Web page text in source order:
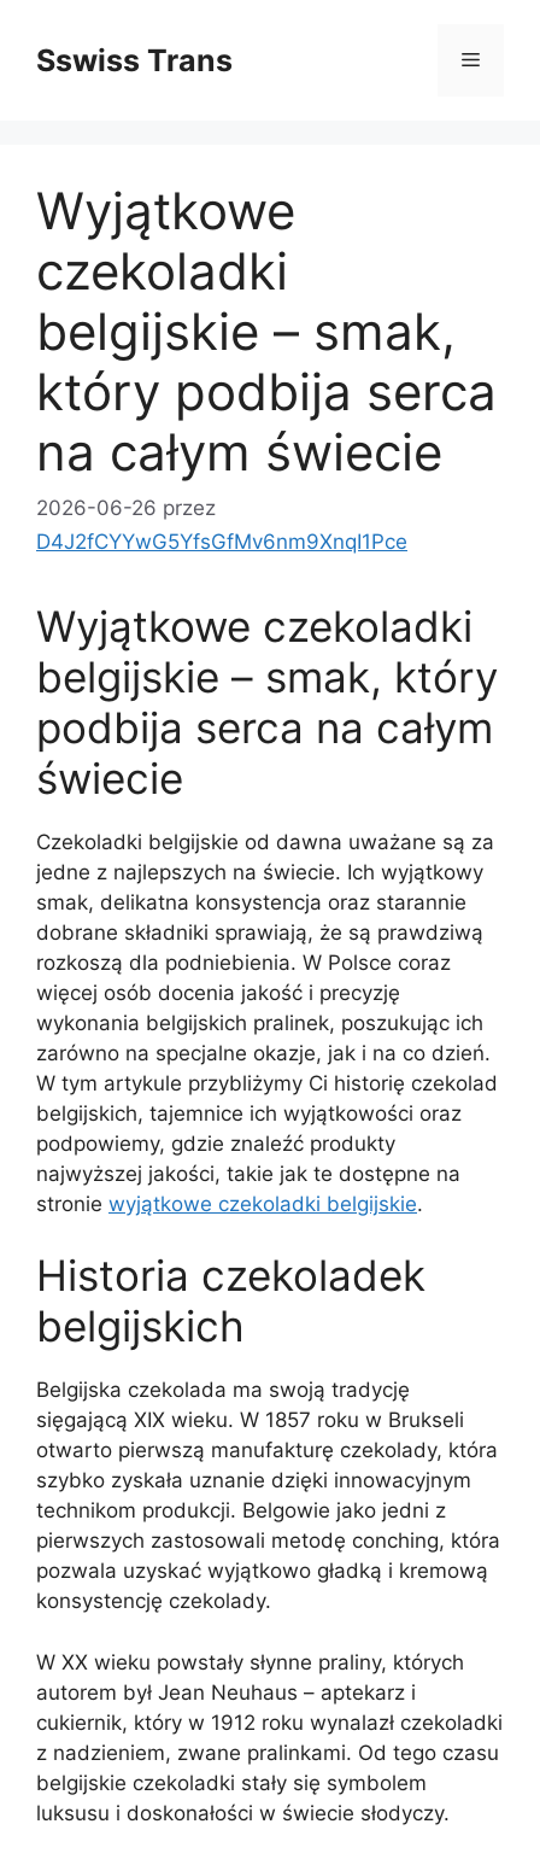
treściSswiss Trans Menu
Wyjątkowe
czekoladki
belgijskie – smak,
który podbija serca
na całym świecie
2026-06-26 przez
D4J2fCYYwG5YfsGfMv6nm9XnqI1Pce
Wyjątkowe czekoladki
belgijskie – smak, który
podbija serca na całym
świecie
Czekoladki belgijskie od dawna uważane są za
jedne z najlepszych na świecie. Ich wyjątkowy
smak, delikatna konsystencja oraz starannie
dobrane składniki sprawiają, że są prawdziwą
rozkoszą dla podniebienia. W Polsce coraz
więcej osób docenia jakość i precyzję
wykonania belgijskich pralinek, poszukując ich
zarówno na specjalne okazje, jak i na co dzień.
W tym artykule przybliżymy Ci historię czekolad
belgijskich, tajemnice ich wyjątkowości oraz
podpowiemy, gdzie znaleźć produkty
najwyższej jakości, takie jak te dostępne na
stronie wyjątkowe czekoladki belgijskie.
Historia czekoladek
belgijskich
Belgijska czekolada ma swoją tradycję
sięgającą XIX wieku. W 1857 roku w Brukseli
otwarto pierwszą manufakturę czekolady, która
szybko zyskała uznanie dzięki innowacyjnym
technikom produkcji. Belgowie jako jedni z
pierwszych zastosowali metodę conching, która
pozwala uzyskać wyjątkowo gładką i kremową
konsystencję czekolady.
W XX wieku powstały słynne praliny, których
autorem był Jean Neuhaus – aptekarz i
cukiernik, który w 1912 roku wynalazł czekoladki
z nadzieniem, zwane pralinkami. Od tego czasu
belgijskie czekoladki stały się symbolem
luksusu i doskonałości w świecie słodyczy.